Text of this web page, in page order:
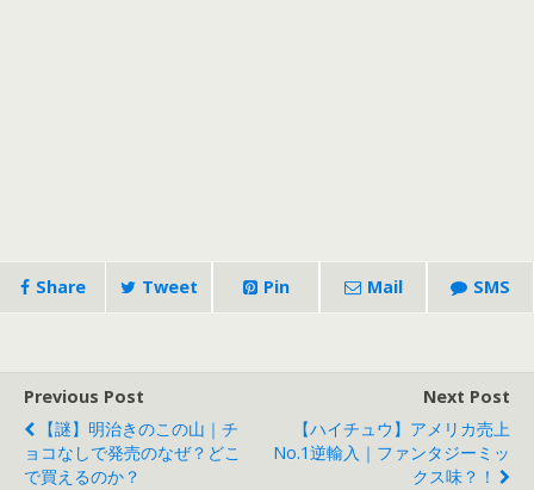
Share Tweet Pin Mail SMS
Previous Post
【謎】明治きのこの山｜チ
ョコなしで発売のなぜ？どこ
で買えるのか？
Next Post
【ハイチュウ】アメリカ売上
No.1逆輸入｜ファンタジーミッ
クス味？！